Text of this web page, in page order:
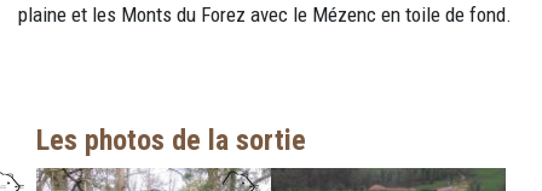
plaine et les Monts du Forez avec le Mézenc en toile de fond.
Les photos de la sortie